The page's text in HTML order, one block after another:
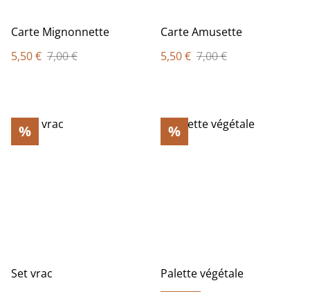
Carte Mignonnette
5,50 € 7,00 €
Carte Amusette
5,50 € 7,00 €
%
Set vrac
%
Palette végétale